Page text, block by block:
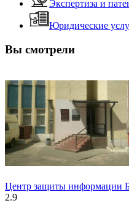
Экспертиза и
Юридические
Вы смотрели
Центр защиты информации
2.9